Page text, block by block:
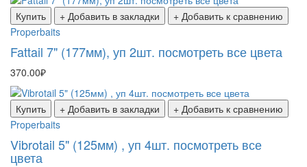
Купить + Добавить в закладки
+ Добавить к сравнению
Properbaits
Fattail 7" (177мм), уп 2шт. посмотреть все цвета
370.00₽
Купить + Добавить в закладки
+ Добавить к сравнению
Properbaits
Vibrotail 5" (125мм) , уп 4шт. посмотреть все
цвета